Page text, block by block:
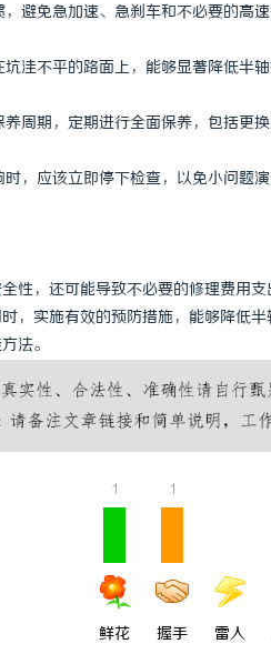
避免急加速、急刹车和不必要的高
洼不平的路面上，能够显著降低半轴
周期，定期进行全面保养，包括更换
，应该立即停下检查，以免小问题演
性，还可能导致不必要的修理费用
，实施有效的预防措施，能够降低
法。
1
鲜花
1
握手 雷人